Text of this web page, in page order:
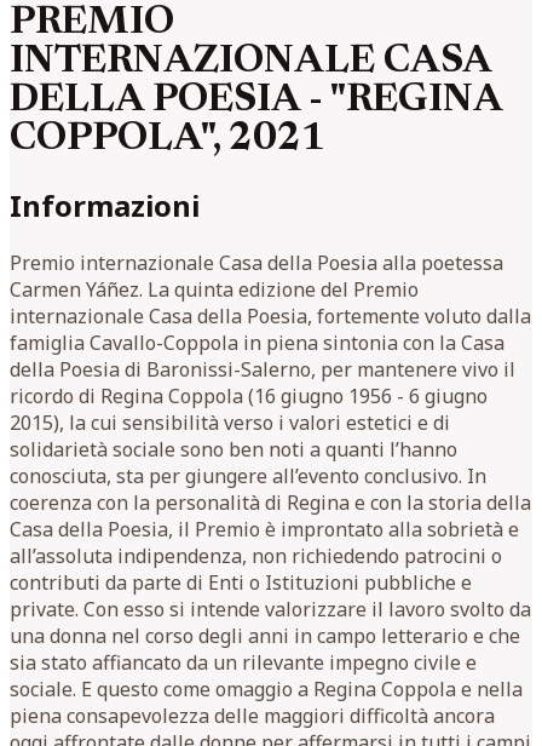
PREMIO
INTERNAZIONALE CASA
DELLA POESIA - "REGINA
COPPOLA", 2021
Informazioni
Premio internazionale Casa della Poesia alla poetessa
Carmen Yáñez. La quinta edizione del Premio
internazionale Casa della Poesia, fortemente voluto dalla
famiglia Cavallo-Coppola in piena sintonia con la Casa
della Poesia di Baronissi-Salerno, per mantenere vivo il
ricordo di Regina Coppola (16 giugno 1956 - 6 giugno
2015), la cui sensibilità verso i valori estetici e di
solidarietà sociale sono ben noti a quanti l’hanno
conosciuta, sta per giungere all’evento conclusivo. In
coerenza con la personalità di Regina e con la storia della
Casa della Poesia, il Premio è improntato alla sobrietà e
all’assoluta indipendenza, non richiedendo patrocini o
contributi da parte di Enti o Istituzioni pubbliche e
private. Con esso si intende valorizzare il lavoro svolto da
una donna nel corso degli anni in campo letterario e che
sia stato affiancato da un rilevante impegno civile e
sociale. E questo come omaggio a Regina Coppola e nella
piena consapevolezza delle maggiori difficoltà ancora